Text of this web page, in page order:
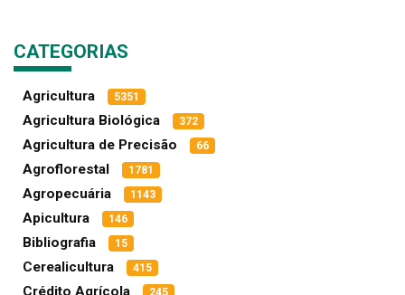
CATEGORIAS
Agricultura 5351
Agricultura Biológica 372
Agricultura de Precisão 66
Agroflorestal 1781
Agropecuária 1143
Apicultura 146
Bibliografia 15
Cerealicultura 415
Crédito Agrícola